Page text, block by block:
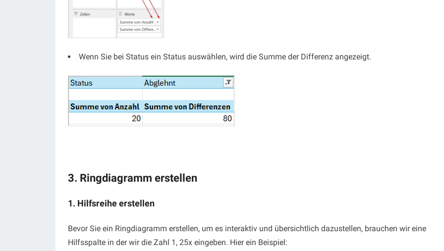
Wenn Sie bei Status ein Status auswählen, wird die Summe der Differenz angezeigt.
3. Ringdiagramm erstellen
1. Hilfsreihe erstellen
Bevor Sie ein Ringdiagramm erstellen, um es interaktiv und übersichtlich dazustellen, brauchen wir eine
Hilfsspalte in der wir die Zahl 1, 25x eingeben. Hier ein Beispiel: